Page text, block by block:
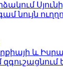
նույն
և